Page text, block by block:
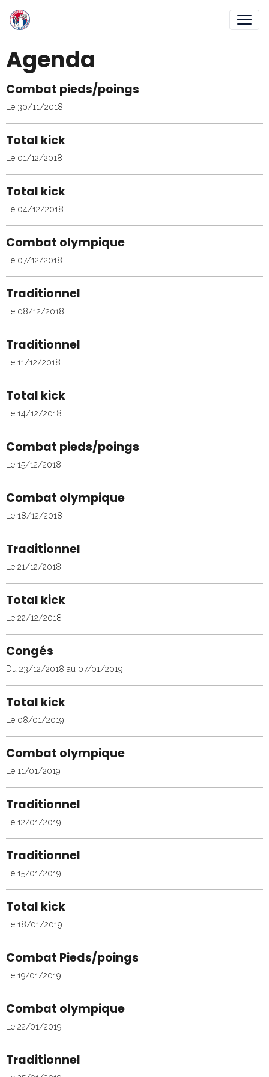
Agenda
Combat pieds/poings
Le 30/11/2018
Total kick
Le 01/12/2018
Total kick
Le 04/12/2018
Combat olympique
Le 07/12/2018
Traditionnel
Le 08/12/2018
Traditionnel
Le 11/12/2018
Total kick
Le 14/12/2018
Combat pieds/poings
Le 15/12/2018
Combat olympique
Le 18/12/2018
Traditionnel
Le 21/12/2018
Total kick
Le 22/12/2018
Congés
Du 23/12/2018 au 07/01/2019
Total kick
Le 08/01/2019
Combat olympique
Le 11/01/2019
Traditionnel
Le 12/01/2019
Traditionnel
Le 15/01/2019
Total kick
Le 18/01/2019
Combat Pieds/poings
Le 19/01/2019
Combat olympique
Le 22/01/2019
Traditionnel